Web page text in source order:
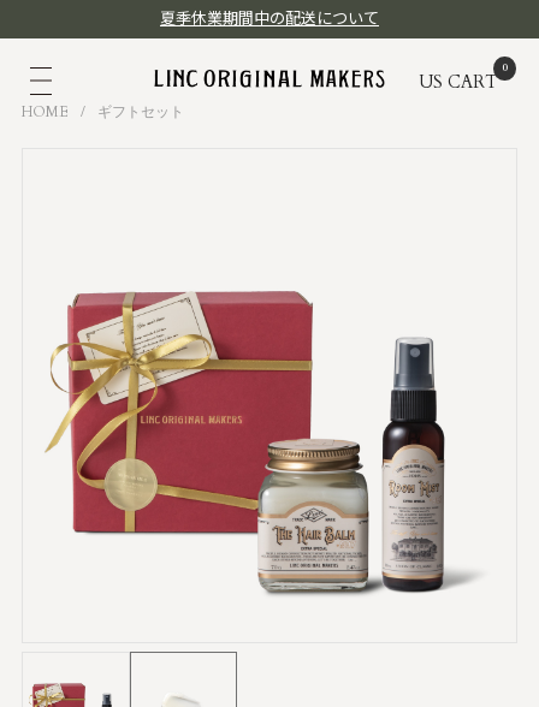
夏季休業期間中の配送について
US CART
HOME / ギフトセット